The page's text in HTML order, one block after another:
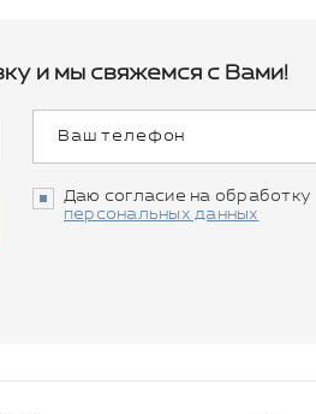
и мы свяжемся с Вами!
Даю согласие на обработку
персональных данных